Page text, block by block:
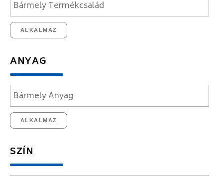
ALKALMAZ
ANYAG
ALKALMAZ
SZÍN